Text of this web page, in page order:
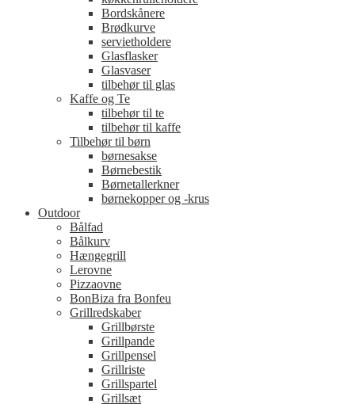
Bordskånere
Brødkurve
servietholdere
Glasflasker
Glasvaser
tilbehør til glas
Kaffe og Te
tilbehør til te
tilbehør til kaffe
Tilbehør til børn
børnesakse
Børnebestik
Børnetallerkner
børnekopper og -krus
Outdoor
Bålfad
Bålkurv
Hængegrill
Lerovne
Pizzaovne
BonBiza fra Bonfeu
Grillredskaber
Grillbørste
Grillpande
Grillpensel
Grillriste
Grillspartel
Grillsæt